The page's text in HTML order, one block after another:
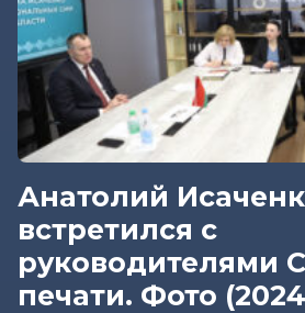
Анатолий
встретился с
руководителями
печати. Фото